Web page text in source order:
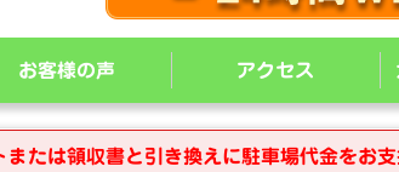
お客様の声 アクセス
たは領収書と引き換えに駐車場代金をお支